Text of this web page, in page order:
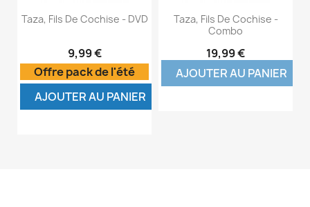
Taza, Fils De Cochise - DVD
9,99 €
Offre pack de l'été
AJOUTER AU PANIER
Taza, Fils De Cochise -
Combo
19,99 €
AJOUTER AU PANIER